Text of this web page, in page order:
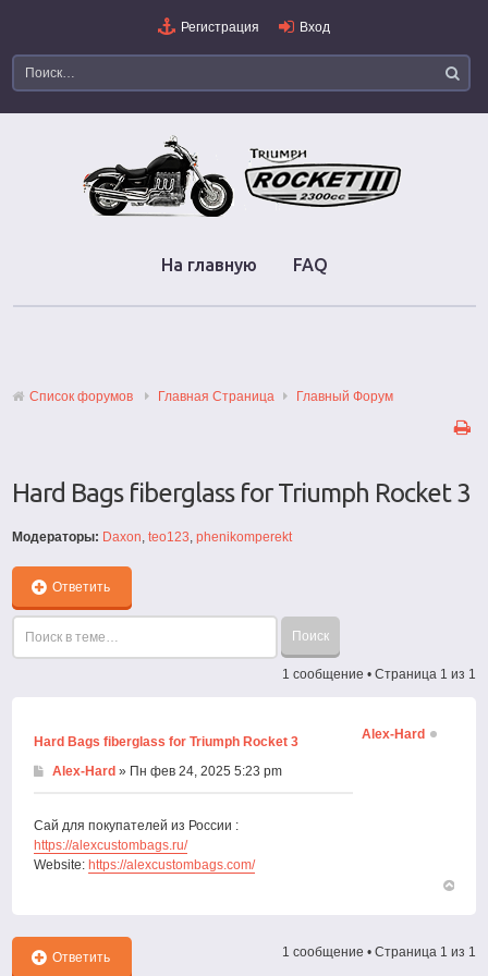
Регистрация Вход
На главную FAQ
Список форумов Главная Страница Главный Форум
Hard Bags fiberglass for Triumph Rocket 3
Модераторы: Daxon,teo123,phenikomperekt
Ответить
1 сообщение • Страница 1 из 1
Hard Bags fiberglass for Triumph Rocket 3
Alex-Hard » Пн фев 24, 2025 5:23 pm
Сай для покупателей из России :
https://alexcustombags.ru/
Website: https://alexcustombags.com/
Alex-Hard
началу
Ответить
1 сообщение • Страница 1 из 1